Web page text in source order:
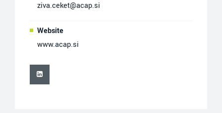
ziva.ceket@acap.si
Website
www.acap.si